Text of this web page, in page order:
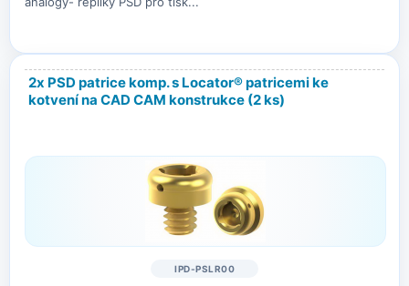
2x PSD patrice komp. s Locator® patricemi ke
kotvení na CAD CAM konstrukce (2 ks)
IPD-PSLR00